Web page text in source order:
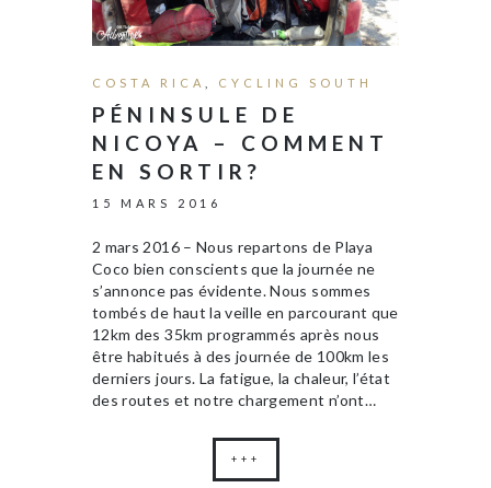
COSTA RICA CYCLING SOUTH
PÉNINSULE DE
NICOYA – COMMENT
EN SORTIR?
15 MARS 2016
2 mars 2016 – Nous repartons de Playa
Coco bien conscients que la journée ne
s’annonce pas évidente. Nous sommes
tombés de haut la veille en parcourant que
12km des 35km programmés après nous
être habitués à des journée de 100km les
derniers jours. La fatigue, la chaleur, l’état
des routes et notre chargement n’ont…
+++